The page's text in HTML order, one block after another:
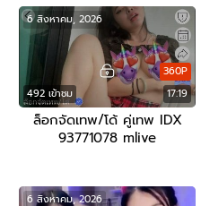
492 เข้าชม 17:19
360P
6 สิงหาคม, 2026
ล็อกจัดเทพ/โด้ คู่เทพ IDX
93771078 mlive
6 สิงหาคม, 2026